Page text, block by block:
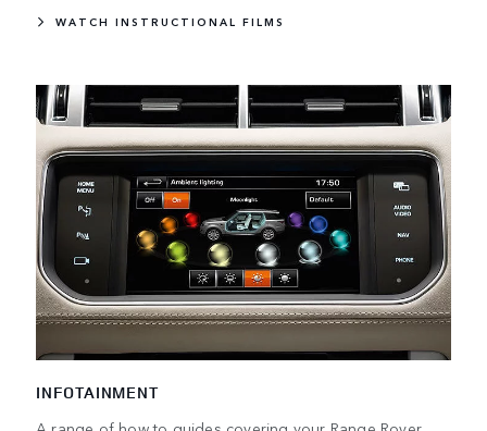
WATCH INSTRUCTIONAL FILMS
INFOTAINMENT